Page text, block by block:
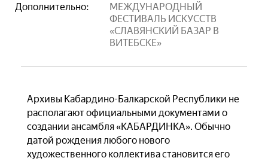
Дополнительно:
МЕЖДУНАРОДНЫЙ
ФЕСТИВАЛЬ ИСКУССТВ
«СЛАВЯНСКИЙ БАЗАР В
ВИТЕБСКЕ»
Архивы Кабардино-Балкарской Республики не
располагают официальными документами о
создании ансамбля «КАБАРДИНКА». Обычно
датой рождения любого нового
художественного коллектива становится его